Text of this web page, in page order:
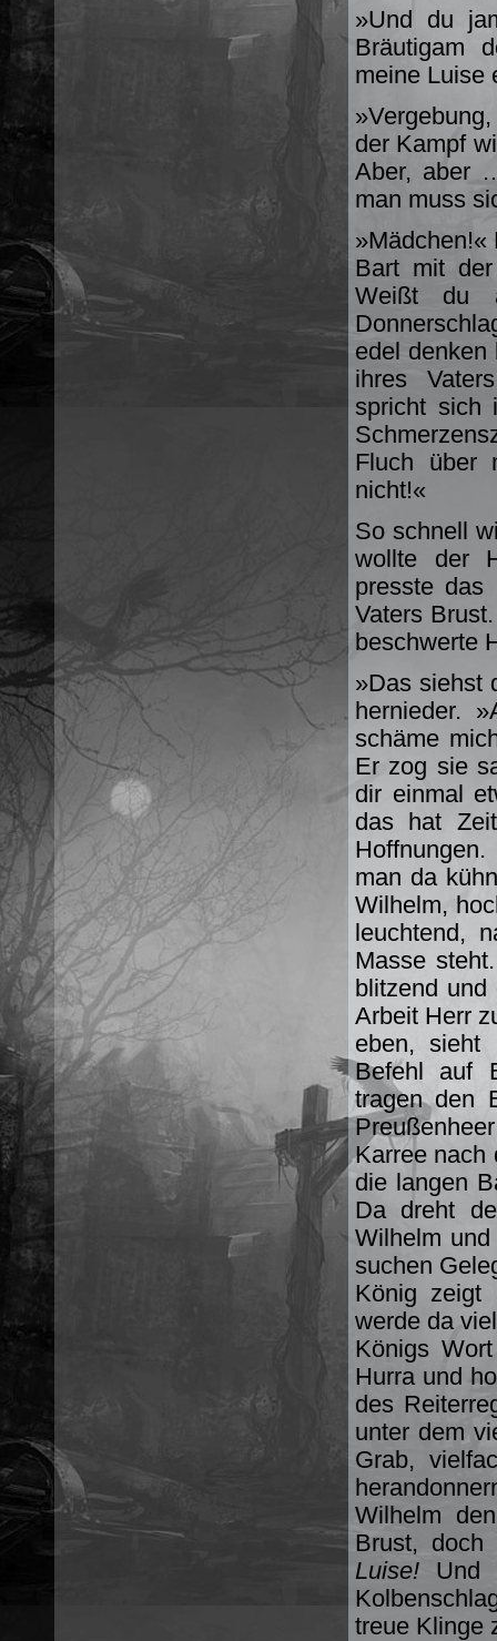
»Und du
Bräutigam
meine Luise
der Kampf
Aber, aber
man muss
»Mädchen!«
Bart mit
Weißt du
edel
ihres
spricht sich
Fluch über
nicht!«
So schnell
wollte der
presste das
Vaters
beschwerte
»Das siehst
hernieder.
schäme
Er zog sie
dir einmal
das hat
man da
Wilhelm,
leuchtend,
Masse
blitzend
Arbeit Herr
eben, sieht
Befehl auf
tragen den
Karree nach
die langen
Da dreht
Wilhelm
suchen
König zeigt
werde da
Königs
Hurra und
des
unter dem
Grab,
Wilhelm
Brust,
Luise! Und
treue Klinge